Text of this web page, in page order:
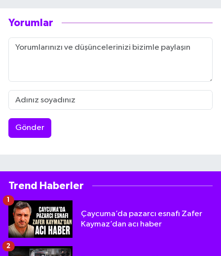
Yorumlar
Gönder
Trend Haberler
Çaycuma’da pazarcı esnafı Zafer
Kaymaz’dan acı haber
1
2